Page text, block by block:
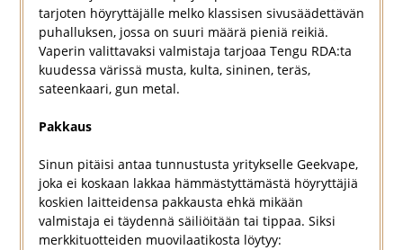
tarjoten höyryttäjälle melko klassisen sivusäädettävän
puhalluksen, jossa on suuri määrä pieniä reikiä.
Vaperin valittavaksi valmistaja tarjoaa Tengu RDA:ta
kuudessa värissä musta, kulta, sininen, teräs,
sateenkaari, gun metal.
Pakkaus
Sinun pitäisi antaa tunnustusta yritykselle Geekvape,
joka ei koskaan lakkaa hämmästyttämästä höyryttäjiä
koskien laitteidensa pakkausta ehkä mikään
valmistaja ei täydennä säiliöitään tai tippaa. Siksi
merkkituotteiden muovilaatikosta löytyy: